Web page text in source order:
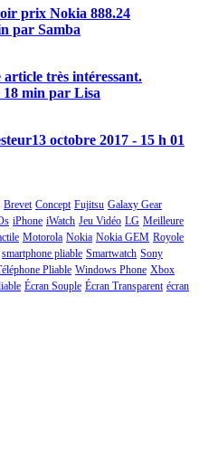
prix Nokia 888.24
par Samba
très intéressant.
18 min par Lisa
13 octobre 2017 - 15 h 01
Brevet Concept Fujitsu Galaxy Gear
iPhone iWatch Jeu Vidéo LG Meilleure
Motorola Nokia Nokia GEM Royole
smartphone pliable Smartwatch Sony
Pliable Windows Phone Xbox
Écran Souple Écran Transparent écran